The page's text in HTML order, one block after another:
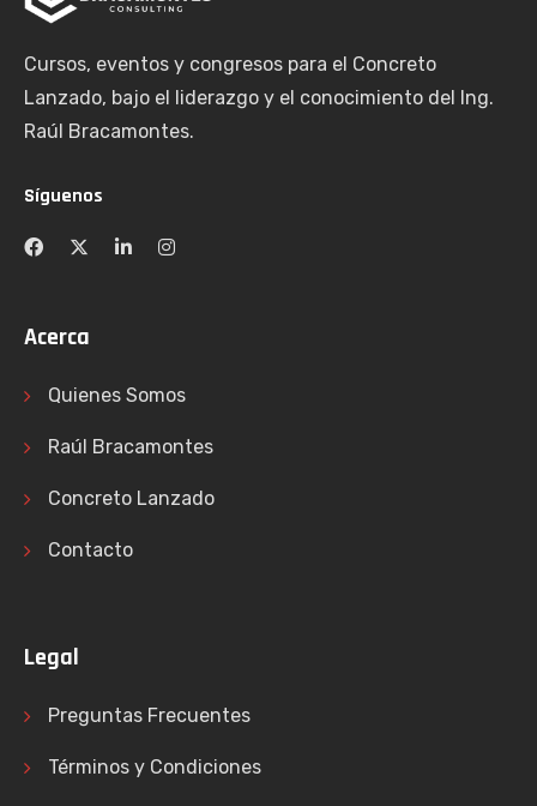
Cursos, eventos y congresos para el Concreto
Lanzado, bajo el liderazgo y el conocimiento del Ing.
Raúl Bracamontes.
Síguenos
Acerca
Quienes Somos
Raúl Bracamontes
Concreto Lanzado
Contacto
Legal
Preguntas Frecuentes
Términos y Condiciones